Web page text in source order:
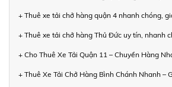
+ Thuê xe tải chở hàng quận 4 nhanh chóng,
+ Thuê xe tải chở hàng Thủ Đức uy tín, nhanh
+ Cho Thuê Xe Tải Quận 11 – Chuyển Hàng
+ Thuê Xe Tải Chở Hàng Bình Chánh Nhanh –